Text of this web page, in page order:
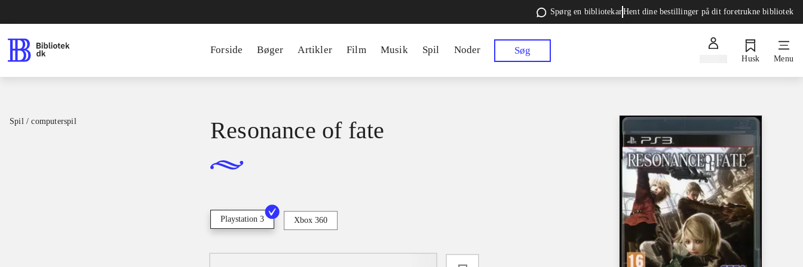
Spørg en bibliotekarHent dine bestillinger på dit foretrukne bibliotek
Forside Bøger Artikler Film Musik Spil Noder Søg
Husk Menu
Spil / computerspil Resonance of fate
Playstation 3 Xbox 360